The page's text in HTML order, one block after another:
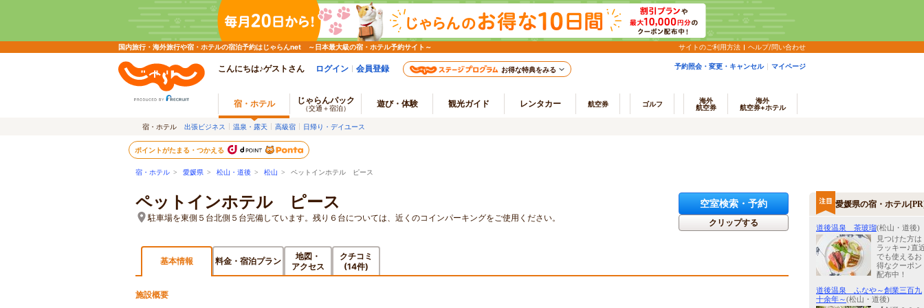
国内旅行・海外旅行や宿・ホテルの宿泊予約はじゃらんnet ～日本最大級の宿・ホテル予約サイト～ サイトのご利用方法 ヘルプ/問い合わせ
こんにちは♪ゲストさん ログイン 会員登録 お得な特典をみる 予約照会・変更・キャンセル マイページ
宿・ホテル じゃらんパック
（交通＋宿泊） 遊び・体験 観光ガイド レンタカー 航空券 ゴルフ
海外
航空券
海外
航空券+ホテル
宿・ホテル 出張ビジネス 温泉・露天 高級宿 日帰り・デイユース
ポイントがたまる・つかえる
宿・ホテル > 愛媛県 > 松山・道後 > 松山 > ペットインホテル ピース
ペットインホテル ピース
駐車場を東側５台北側５台完備しています。残り６台については、近くのコインパーキングをご使用ください。
空室検索・予約
クリップする
基本情報 料金・宿泊プラン
地図・
アクセス
クチコミ
(14件)
施設概要
愛媛県の宿・ホテル
道後温泉 茶玻瑠(松山・道後)
見つけた方は
ラッキー♪直
でも使えるお
得なクーポン
配布中！
道後温泉 ふなや～創業三百九
十余年～(松山・道後)